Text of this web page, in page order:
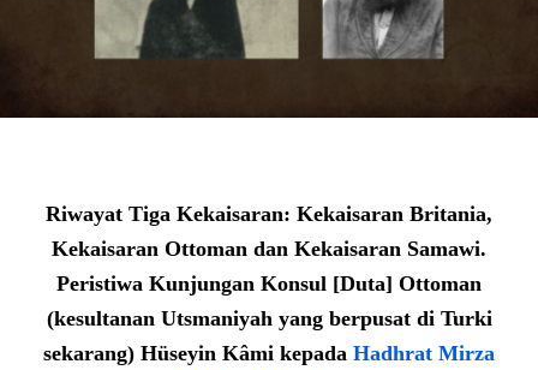
Riwayat Tiga Kekaisaran: Kekaisaran Britania,
Kekaisaran Ottoman dan Kekaisaran Samawi.
Peristiwa Kunjungan Konsul [Duta] Ottoman
(kesultanan Utsmaniyah yang berpusat di Turki
sekarang) Hüseyin Kâmi kepada Hadhrat Mirza